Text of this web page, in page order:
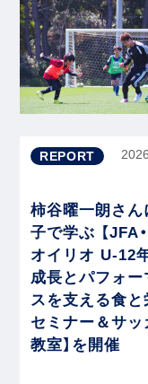
REPORT
柿谷曜一朗さん
子で学ぶ 【JFA
オイリオ U-12
成長とパフォー
スを支える食と
セミナー＆サッ
教室】を開催